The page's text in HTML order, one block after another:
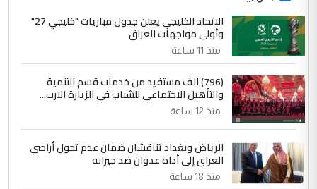
الاتحاد الخليجي يعلن جدول مباريات "خليجي 27"
وأولى مواجهات العراق
منذ 11 ساعة
(796) الف مستفيد من خدمات قسم التنمية
والتأهيل الاجتماعي للشباب في الزيارة الارب...
منذ 12 ساعة
الرياض وبغداد تناقشان ضمان عدم تحول أراضي
العراق إلى أداة عدوان ضد جيرانه
منذ 18 ساعة